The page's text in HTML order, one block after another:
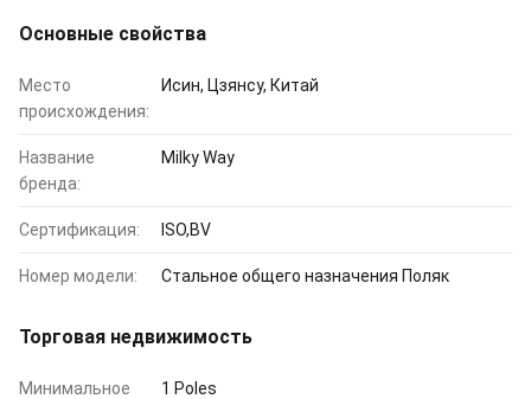
Основные свойства
Место
происхождения:
Исин, Цзянсу, Китай
Название
бренда:
Milky Way
Сертификация: ISO,BV
Номер модели: Стальное общего назначения Поляк
Торговая недвижимость
Минимальное
1 Poles